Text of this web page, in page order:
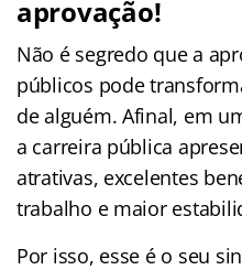
aprovação!
Não é segredo que a
públicos pode
de alguém. Afinal, em
a carreira pública
atrativas, excelentes
trabalho e maior
Por isso, esse é o seu